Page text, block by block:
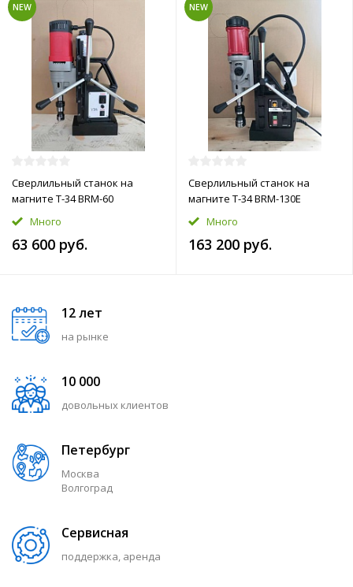
NEW
Сверлильный станок на
магните T-34 BRM-60
Много
63 600 руб.
NEW
Сверлильный станок на
магните T-34 BRM-130E
Много
163 200 руб.
12 лет
на рынке
10 000
довольных клиентов
Петербург
Москва
Волгоград
Сервисная
поддержка, аренда